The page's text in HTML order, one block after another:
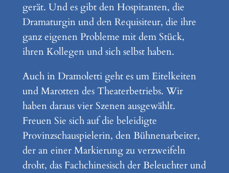
gerät. Und es gibt den Hospitanten, die
Dramaturgin und den Requisiteur, die ihre
ganz eigenen Probleme mit dem Stück,
ihren Kollegen und sich selbst haben.
Auch in Dramoletti geht es um Eitelkeiten
und Marotten des Theaterbetriebs. Wir
haben daraus vier Szenen ausgewählt.
Freuen Sie sich auf die beleidigte
Provinzschauspielerin, den Bühnenarbeiter,
der an einer Markierung zu verzweifeln
droht, das Fachchinesisch der Beleuchter und